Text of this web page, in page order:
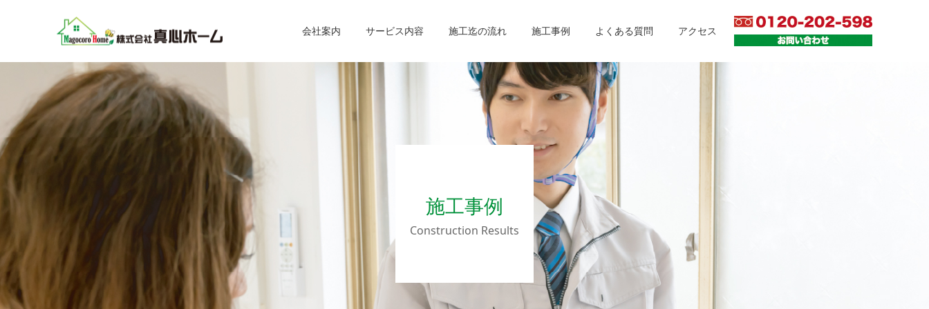
会社案内 サービス内容 施工迄の流れ 施工事例 よくある質問 アクセス
施工事例
Construction Results